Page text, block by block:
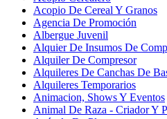
Acopio De Cereal Y Granos
Agencia De Promoción
Albergue Juvenil
Alquier De Insumos De
Alquiler De Compresor
Alquileres De Canchas De
Alquileres Temporarios
Animacion, Shows Y Eventos
Animal De Raza - Criador Y